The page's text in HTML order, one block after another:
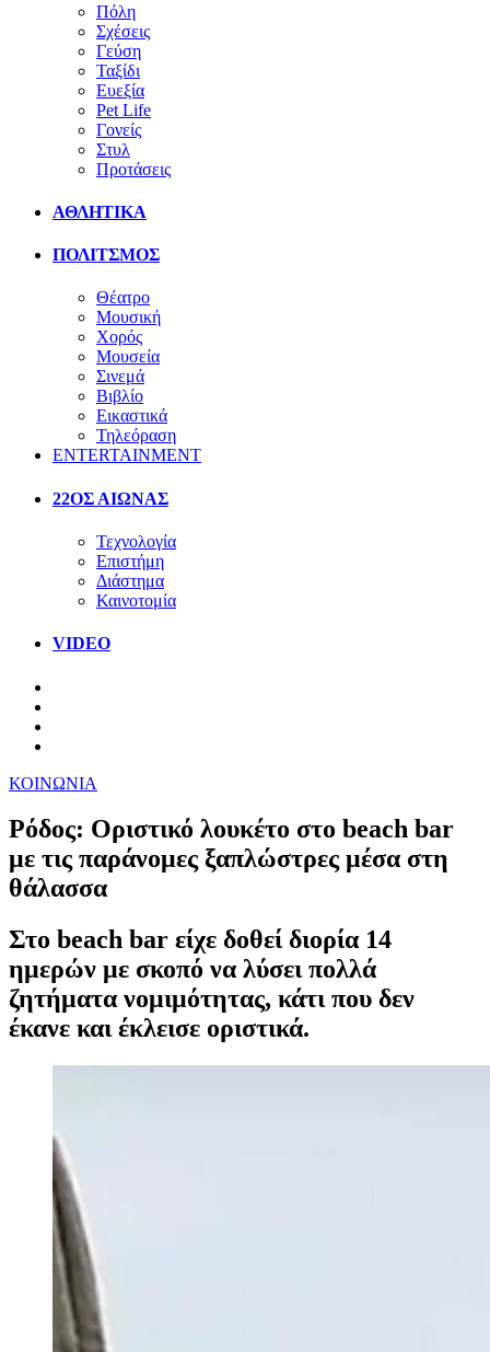
Πόλη
Σχέσεις
Γεύση
Ταξίδι
Ευεξία
Pet Life
Γονείς
Στυλ
Προτάσεις
ΑΘΛΗΤΙΚΑ
ΠΟΛΙΤΣΜΟΣ
Θέατρο
Μουσική
Χορός
Μουσεία
Σινεμά
Βιβλίο
Εικαστικά
Τηλεόραση
ENTERTAINMENT
22ΟΣ ΑΙΩΝΑΣ
Τεχνολογία
Επιστήμη
Διάστημα
Καινοτομία
VIDEO
ΚΟΙΝΩΝΙΑ
Ρόδος: Οριστικό λουκέτο στο beach bar
με τις παράνομες ξαπλώστρες μέσα στη
θάλασσα
Στο beach bar είχε δοθεί διορία 14
ημερών με σκοπό να λύσει πολλά
ζητήματα νομιμότητας, κάτι που δεν
έκανε και έκλεισε οριστικά.